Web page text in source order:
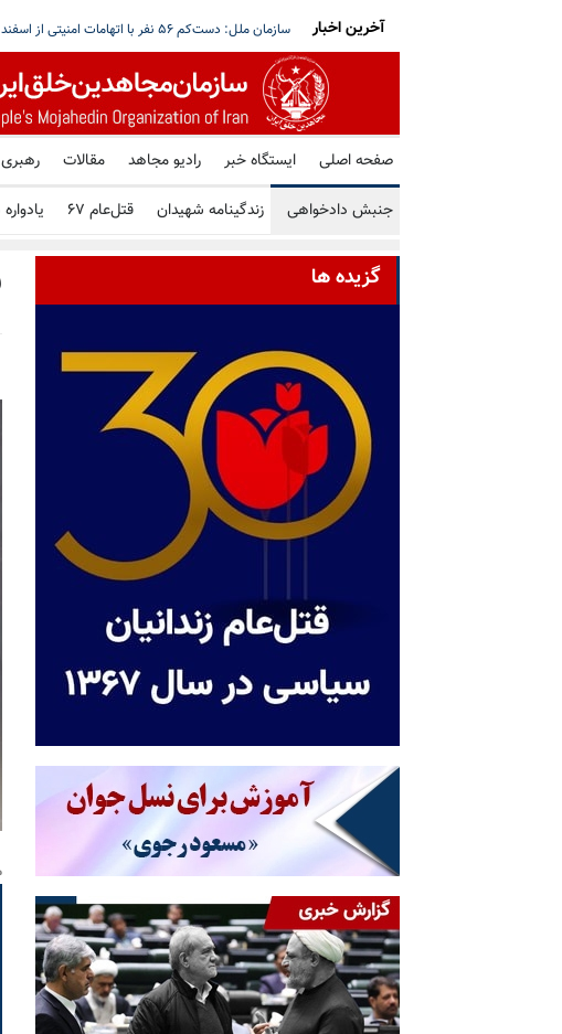
آغاز بازگشت گسترده آوارگان لبنان؛ هم‌زمان با مذاکرات نمی‌شود؛ هیچ گفتگویی با حوثی‌ها در مسقط
آخرین اخبار
صفحه اصلی ایستگاه خبر رادیو مجاهد مقالات
جنبش دادخواهی زندگینامه شهیدان قتل‌عام ۶۷
گزیده ها